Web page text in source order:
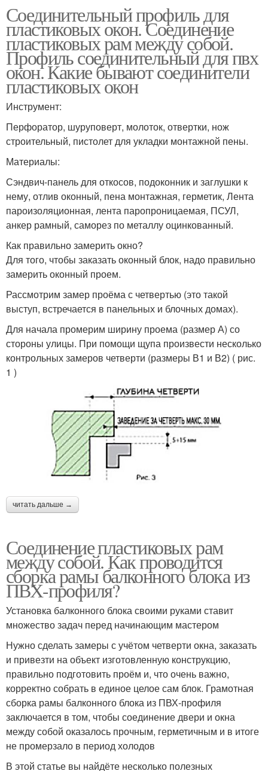
Соединительный профиль для
пластиковых окон. Соединение
пластиковых рам между собой.
Профиль соединительный для пвх
окон. Какие бывают соединители
пластиковых окон
Инструмент:
Перфоратор, шуруповерт, молоток, отвертки, нож
строительный, пистолет для укладки монтажной пены.
Материалы:
Сэндвич-панель для откосов, подоконник и заглушки к
нему, отлив оконный, пена монтажная, герметик, Лента
пароизоляционная, лента паропроницаемая, ПСУЛ,
анкер рамный, саморез по металлу оцинкованный.
Как правильно замерить окно?
Для того, чтобы заказать оконный блок, надо правильно
замерить оконный проем.
Рассмотрим замер проёма с четвертью (это такой
выступ, встречается в панельных и блочных домах).
Для начала промерим ширину проема (размер А) со
стороны улицы. При помощи щупа произвести несколько
контрольных замеров четверти (размеры В1 и В2) ( рис.
1 )
читать дальше →
Соединение пластиковых рам
между собой. Как проводится
сборка рамы балконного блока из
ПВХ-профиля?
Установка балконного блока своими руками ставит
множество задач перед начинающим мастером
Нужно сделать замеры с учётом четверти окна, заказать
и привезти на объект изготовленную конструкцию,
правильно подготовить проём и, что очень важно,
корректно собрать в единое целое сам блок. Грамотная
сборка рамы балконного блока из ПВХ-профиля
заключается в том, чтобы соединение двери и окна
между собой оказалось прочным, герметичным и в итоге
не промерзало в период холодов
В этой статье вы найдёте несколько полезных